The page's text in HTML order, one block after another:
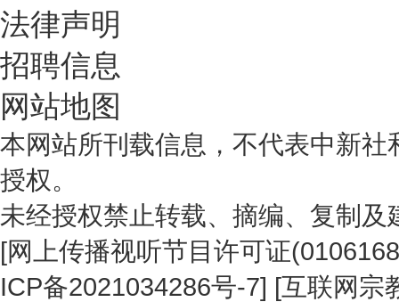
法律声明
招聘信息
网站地图
本网站所刊载信息，不代表中新
授权。
未经授权禁止转载、摘编、复制
[网上传播视听节目许可证
ICP备2021034286号-7] [互联网宗